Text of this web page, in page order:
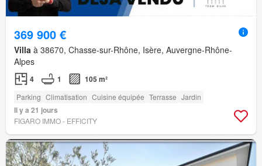
369 900 €
Villa à 38670, Chasse-sur-Rhône, Isère, Auvergne-Rhône-
Alpes
4 1 105 m²
Parking Climatisation Cuisine équipée Terrasse Jardin
Il y a 21 jours
FIGARO IMMO - EFFICITY